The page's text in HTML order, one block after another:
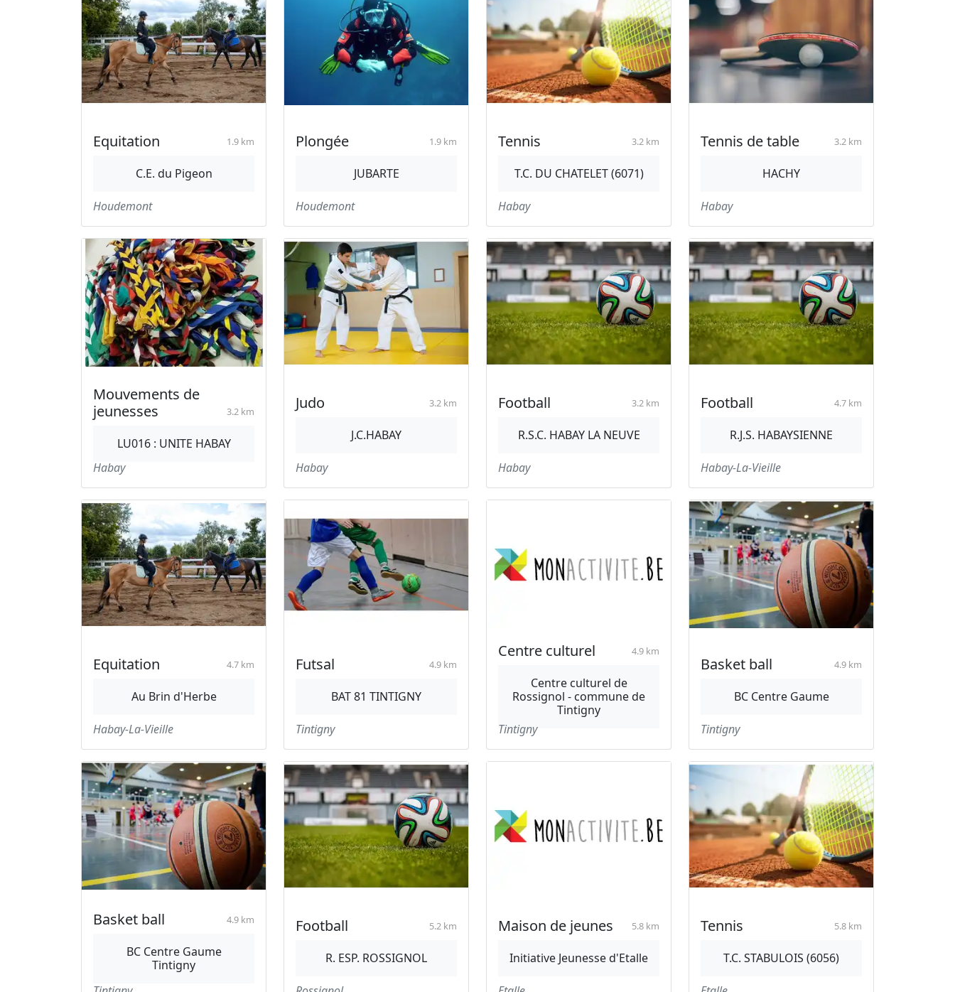
Equitation 1.9 km
C.E. du Pigeon
Houdemont
Plongée 1.9 km
JUBARTE
Houdemont
Tennis 3.2 km
T.C. DU CHATELET (6071)
Habay
Tennis de table 3.2 km
HACHY
Habay
Mouvements de
jeunesses
3.2 km
LU016 : UNITE HABAY
Habay
Judo 3.2 km
J.C.HABAY
Habay
Football 3.2 km
R.S.C. HABAY LA NEUVE
Habay
Football 4.7 km
R.J.S. HABAYSIENNE
Habay-La-Vieille
Equitation 4.7 km
Au Brin d'Herbe
Habay-La-Vieille
Futsal 4.9 km
BAT 81 TINTIGNY
Tintigny
Centre culturel 4.9 km
Centre culturel de
Rossignol - commune de
Tintigny
Tintigny
Basket ball 4.9 km
BC Centre Gaume
Tintigny
Basket ball 4.9 km
BC Centre Gaume
Tintigny
Football 5.2 km
R. ESP. ROSSIGNOL
Maison de jeunes 5.8 km
Initiative Jeunesse d'Etalle
Tennis 5.8 km
T.C. STABULOIS (6056)